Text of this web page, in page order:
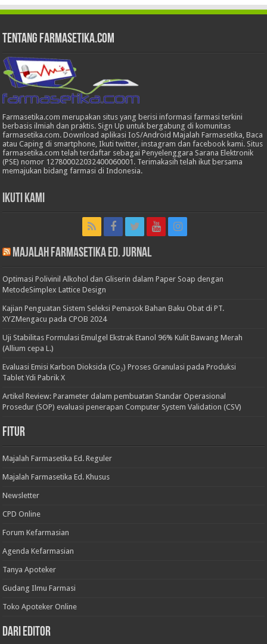
Tentang Farmasetika.com
Farmasetika.com merupakan situs yang berisi informasi farmasi terkini
berbasis ilmiah dan praktis. Sign Up untuk bergabung di komunitas
farmasetika.com. Download aplikasi IoS/Android Majalah Farmasetika, Baca
atau Caping di smartphone, Ikuti twitter, instagram dan facebook kami. Situs
farmasetika.com telah terdaftar sebagai Penyelenggara Sarana Elektronik
(PSE) nomor 127800022032400060001. Terimakasih telah ikut bersama
memajukan bidang farmasi di Indonesia.
Ikuti Kami
Majalah Farmasetika Ed. Jurnal
Optimasi Polivinil Alkohol dan Gliserin dalam Paper Soap dengan
MetodeSimplex Lattice Design
Kajian Penguatan Sistem Seleksi Pemasok Bahan Baku Obat di PT.
XYZMengacu pada CPOB 2024
Uji Stabilitas Formulasi Emulgel Ekstrak Etanol 96% Kulit Bawang Merah
(Allium cepa L.)
Evaluasi Emisi Karbon Dioksida (Co₂) Proses Granulasi pada Produksi
Tablet Ydi Pabrik X
Artikel Review: Parameter dalam pembuatan Standar Operasional
Prosedur (SOP) evaluasi penerapan Computer System Validation (CSV)
Fitur
Majalah Farmasetika Ed. Reguler
Majalah Farmasetika Ed. Khusus
Newsletter
CPD Online
Forum Kefarmasian
Agenda Kefarmasian
Tanya Apoteker
Gudang Ilmu Farmasi
Toko Apoteker Online
Dari Editor